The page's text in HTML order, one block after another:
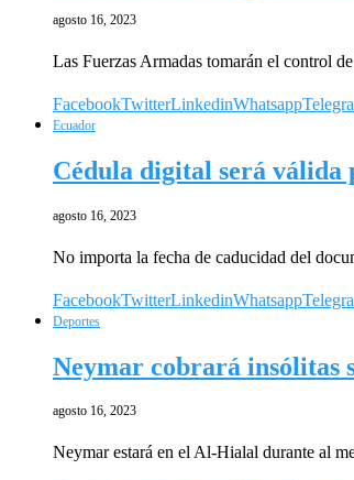
agosto 16, 2023
Las Fuerzas Armadas tomarán el control
FacebookTwitterLinkedinWhatsapp
Ecuador
Cédula digital será válida
agosto 16, 2023
No importa la fecha de caducidad del
FacebookTwitterLinkedinWhatsapp
Deportes
Neymar cobrará insólitas
agosto 16, 2023
Neymar estará en el Al-Hialal durante al